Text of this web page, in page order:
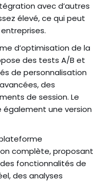
avec d’autres
élevé, ce qui peut
d’optimisation de la
des tests A/B et
de personnalisation
des
de session. Le
une version
complète, proposant
fonctionnalités de
des analyses